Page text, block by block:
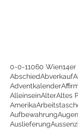
0-0-11060 Wien14er
AbschiedAbverkauf
Adventkalender
AlleinseinAlterAltes
Amerika
Aufbewahrung
Auslieferung